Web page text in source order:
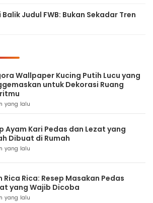
Judul FWB: Bukan Sekadar Tren
Wallpaper Kucing Putih Lucu yang
untuk Dekorasi Ruang
yang lalu
Ayam Kari Pedas dan Lezat yang
Dibuat di Rumah
yang lalu
Rica Rica: Resep Masakan Pedas
yang Wajib Dicoba
yang lalu